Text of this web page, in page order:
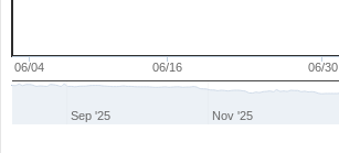
06/04 06/16 06/30
Sep '25 Nov '25